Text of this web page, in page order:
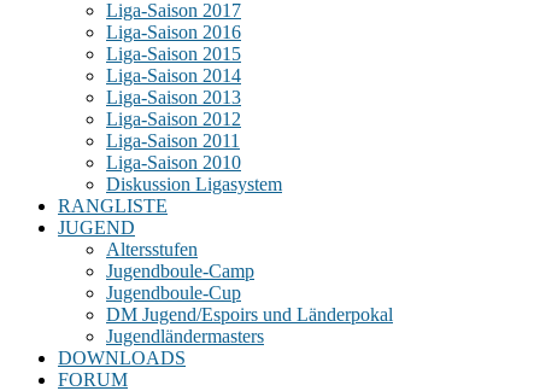
Liga-Saison 2017
Liga-Saison 2016
Liga-Saison 2015
Liga-Saison 2014
Liga-Saison 2013
Liga-Saison 2012
Liga-Saison 2011
Liga-Saison 2010
Diskussion Ligasystem
RANGLISTE
JUGEND
Altersstufen
Jugendboule-Camp
Jugendboule-Cup
DM Jugend/Espoirs und Länderpokal
Jugendländermasters
DOWNLOADS
FORUM